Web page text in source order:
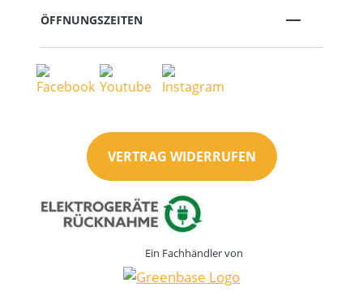
ÖFFNUNGSZEITEN
VERTRAG WIDERRUFEN
Ein Fachhändler von